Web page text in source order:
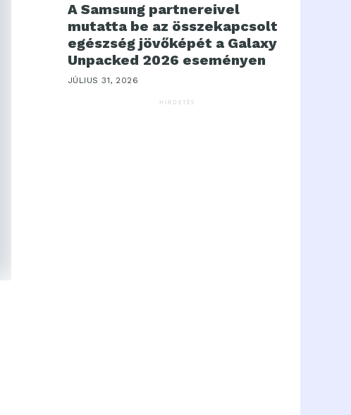
A Samsung partnereivel
mutatta be az összekapcsolt
egészség jövőképét a Galaxy
Unpacked 2026 eseményen
JÚLIUS 31, 2026
HIRDETÉS